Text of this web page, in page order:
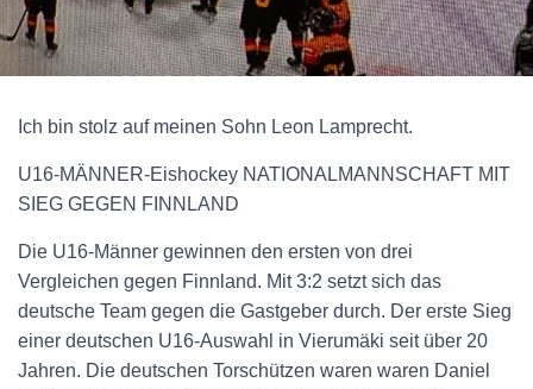
S
C
H
N
Ich bin stolz auf meinen Sohn Leon Lamprecht.
U16-MÄNNER-Eishockey NATIONALMANNSCHAFT MIT
SIEG GEGEN FINNLAND
Die U16-Männer gewinnen den ersten von drei
Vergleichen gegen Finnland. Mit 3:2 setzt sich das
deutsche Team gegen die Gastgeber durch. Der erste Sieg
einer deutschen U16-Auswahl in Vierumäki seit über 20
Jahren. Die deutschen Torschützen waren waren Daniel